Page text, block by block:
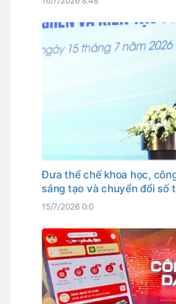
Đưa thể chế khoa học,
sáng tạo và chuyển đổi số
phát triển
15/7/2026 0:0